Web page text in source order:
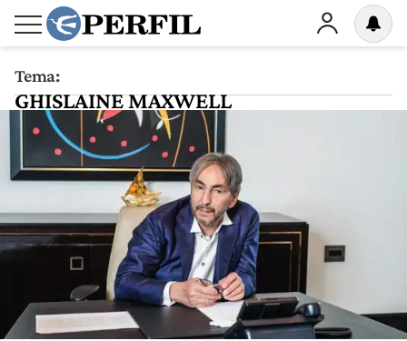
Tema:
GHISLAINE MAXWELL